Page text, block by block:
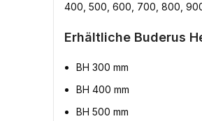
400, 500, 600, 700, 800,
Erhältliche Buderus
BH 300 mm
BH 400 mm
BH 500 mm